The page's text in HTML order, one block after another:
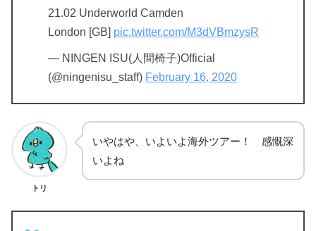
21.02 Underworld Camden
London [GB] pic.twitter.com/M3dVBmzysR
— NINGEN ISU(人間椅子)Official
(@ningenisu_staff) February 16, 2020
トリ
いやはや、いよいよ海外ツアー！ 感慨深
いよね